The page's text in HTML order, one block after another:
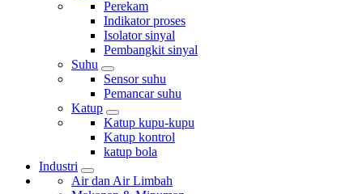
Perekam
Indikator proses
Isolator sinyal
Pembangkit sinyal
Suhu
Sensor suhu
Pemancar suhu
Katup
Katup kupu-kupu
Katup kontrol
katup bola
Industri
Air dan Air Limbah